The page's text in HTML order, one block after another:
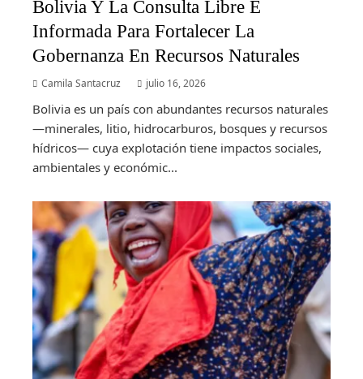
Bolivia Y La Consulta Libre E
Informada Para Fortalecer La
Gobernanza En Recursos Naturales
Camila Santacruz julio 16, 2026
Bolivia es un país con abundantes recursos naturales
—minerales, litio, hidrocarburos, bosques y recursos
hídricos— cuya explotación tiene impactos sociales,
ambientales y económic...